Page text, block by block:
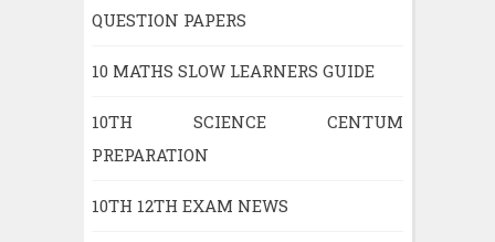
QUESTION PAPERS
10 MATHS SLOW LEARNERS GUIDE
10TH SCIENCE CENTUM
PREPARATION
10TH 12TH EXAM NEWS